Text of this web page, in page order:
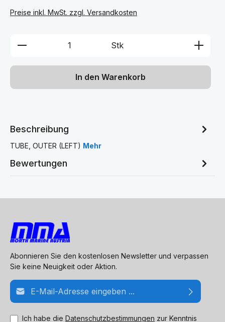
Preise inkl. MwSt. zzgl. Versandkosten
Produkt Anzahl: Gib den
Stk
In den Warenkorb
Beschreibung
TUBE, OUTER (LEFT) Mehr
Bewertungen
Abonnieren Sie den kostenlosen Newsletter und verpassen
Sie keine Neuigkeit oder Aktion.
E-Mail-Adresse*
Ich habe die Datenschutzbestimmungen zur Kenntnis